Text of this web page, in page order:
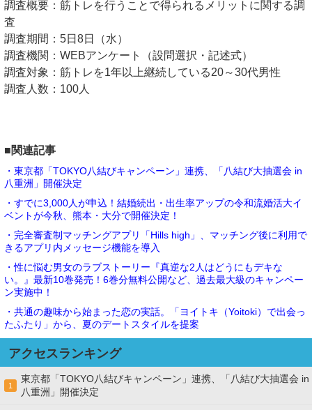
調査概要：筋トレを行うことで得られるメリットに関する調
査
調査期間：5日8日（水）
調査機関：WEBアンケート（設問選択・記述式）
調査対象：筋トレを1年以上継続している20～30代男性
調査人数：100人
■関連記事
・東京都「TOKYO八結びキャンペーン」連携、「八結び大抽選会 in
八重洲」開催決定
・すでに3,000人が申込！結婚続出・出生率アップの令和流婚活大イ
ベントが今秋、熊本・大分で開催決定！
・完全審査制マッチングアプリ「Hills high」、マッチング後に利用で
きるアプリ内メッセージ機能を導入
・性に悩む男女のラブストーリー『真逆な2人はどうにもデキな
い。』最新10巻発売！6巻分無料公開など、過去最大級のキャンペー
ン実施中！
・共通の趣味から始まった恋の実話。「ヨイトキ（Yoitoki）で出会っ
たふたり」から、夏のデートスタイルを提案
アクセスランキング
1
東京都「TOKYO八結びキャンペーン」連携、「八結び大抽選会 in
八重洲」開催決定